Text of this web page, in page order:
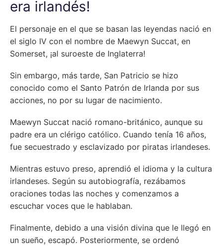
era irlandés!
El personaje en el que se basan las leyendas nació en
el siglo IV con el nombre de Maewyn Succat, en
Somerset, ¡al suroeste de Inglaterra!
Sin embargo, más tarde, San Patricio se hizo
conocido como el Santo Patrón de Irlanda por sus
acciones, no por su lugar de nacimiento.
Maewyn Succat nació romano-británico, aunque su
padre era un clérigo católico. Cuando tenía 16 años,
fue secuestrado y esclavizado por piratas irlandeses.
Mientras estuvo preso, aprendió el idioma y la cultura
irlandeses. Según su autobiografía, rezábamos
oraciones todas las noches y comenzamos a
escuchar voces que le hablaban.
Finalmente, debido a una visión divina que le llegó en
un sueño, escapó. Posteriormente, se ordenó